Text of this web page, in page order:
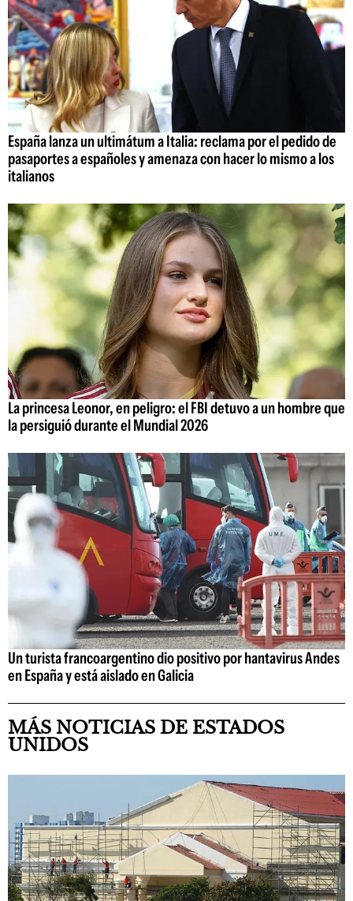
España lanza un ultimátum a Italia: reclama por el pedido de
pasaportes a españoles y amenaza con hacer lo mismo a los
italianos
La princesa Leonor, en peligro: el FBI detuvo a un hombre que
la persiguió durante el Mundial 2026
Un turista francoargentino dio positivo por hantavirus Andes
en España y está aislado en Galicia
MÁS NOTICIAS DE ESTADOS
UNIDOS